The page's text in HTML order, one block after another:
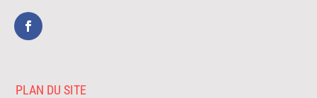
PLAN DU SITE